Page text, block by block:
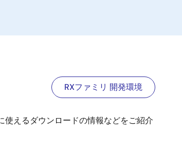
RXファミリ 開発環境
えるダウンロードの情報などをご紹介